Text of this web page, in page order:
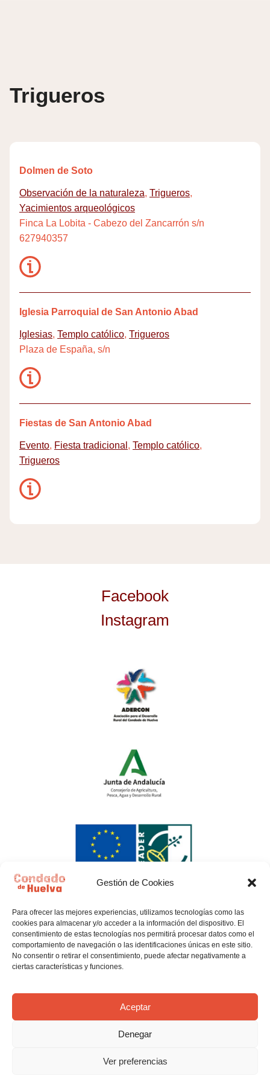
Gestión de Cookies
Para ofrecer las mejores experiencias, utilizamos tecnologías como las
cookies para almacenar y/o acceder a la información del dispositivo. El
consentimiento de estas tecnologías nos permitirá procesar datos como el
comportamiento de navegación o las identificaciones únicas en este sitio.
No consentir o retirar el consentimiento, puede afectar negativamente a
ciertas características y funciones.
Aceptar
Denegar
Ver preferencias
Trigueros
Dolmen de Soto
Observación de la naturaleza, Trigueros,
Yacimientos arqueológicos
Finca La Lobita - Cabezo del Zancarrón s/n
627940357
Iglesia Parroquial de San Antonio Abad
Iglesias, Templo católico, Trigueros
Plaza de España, s/n
Fiestas de San Antonio Abad
Evento, Fiesta tradicional , Templo católico,
Trigueros
Facebook
Instagram
Política de privacidad
Política de Cookies
Aviso legal